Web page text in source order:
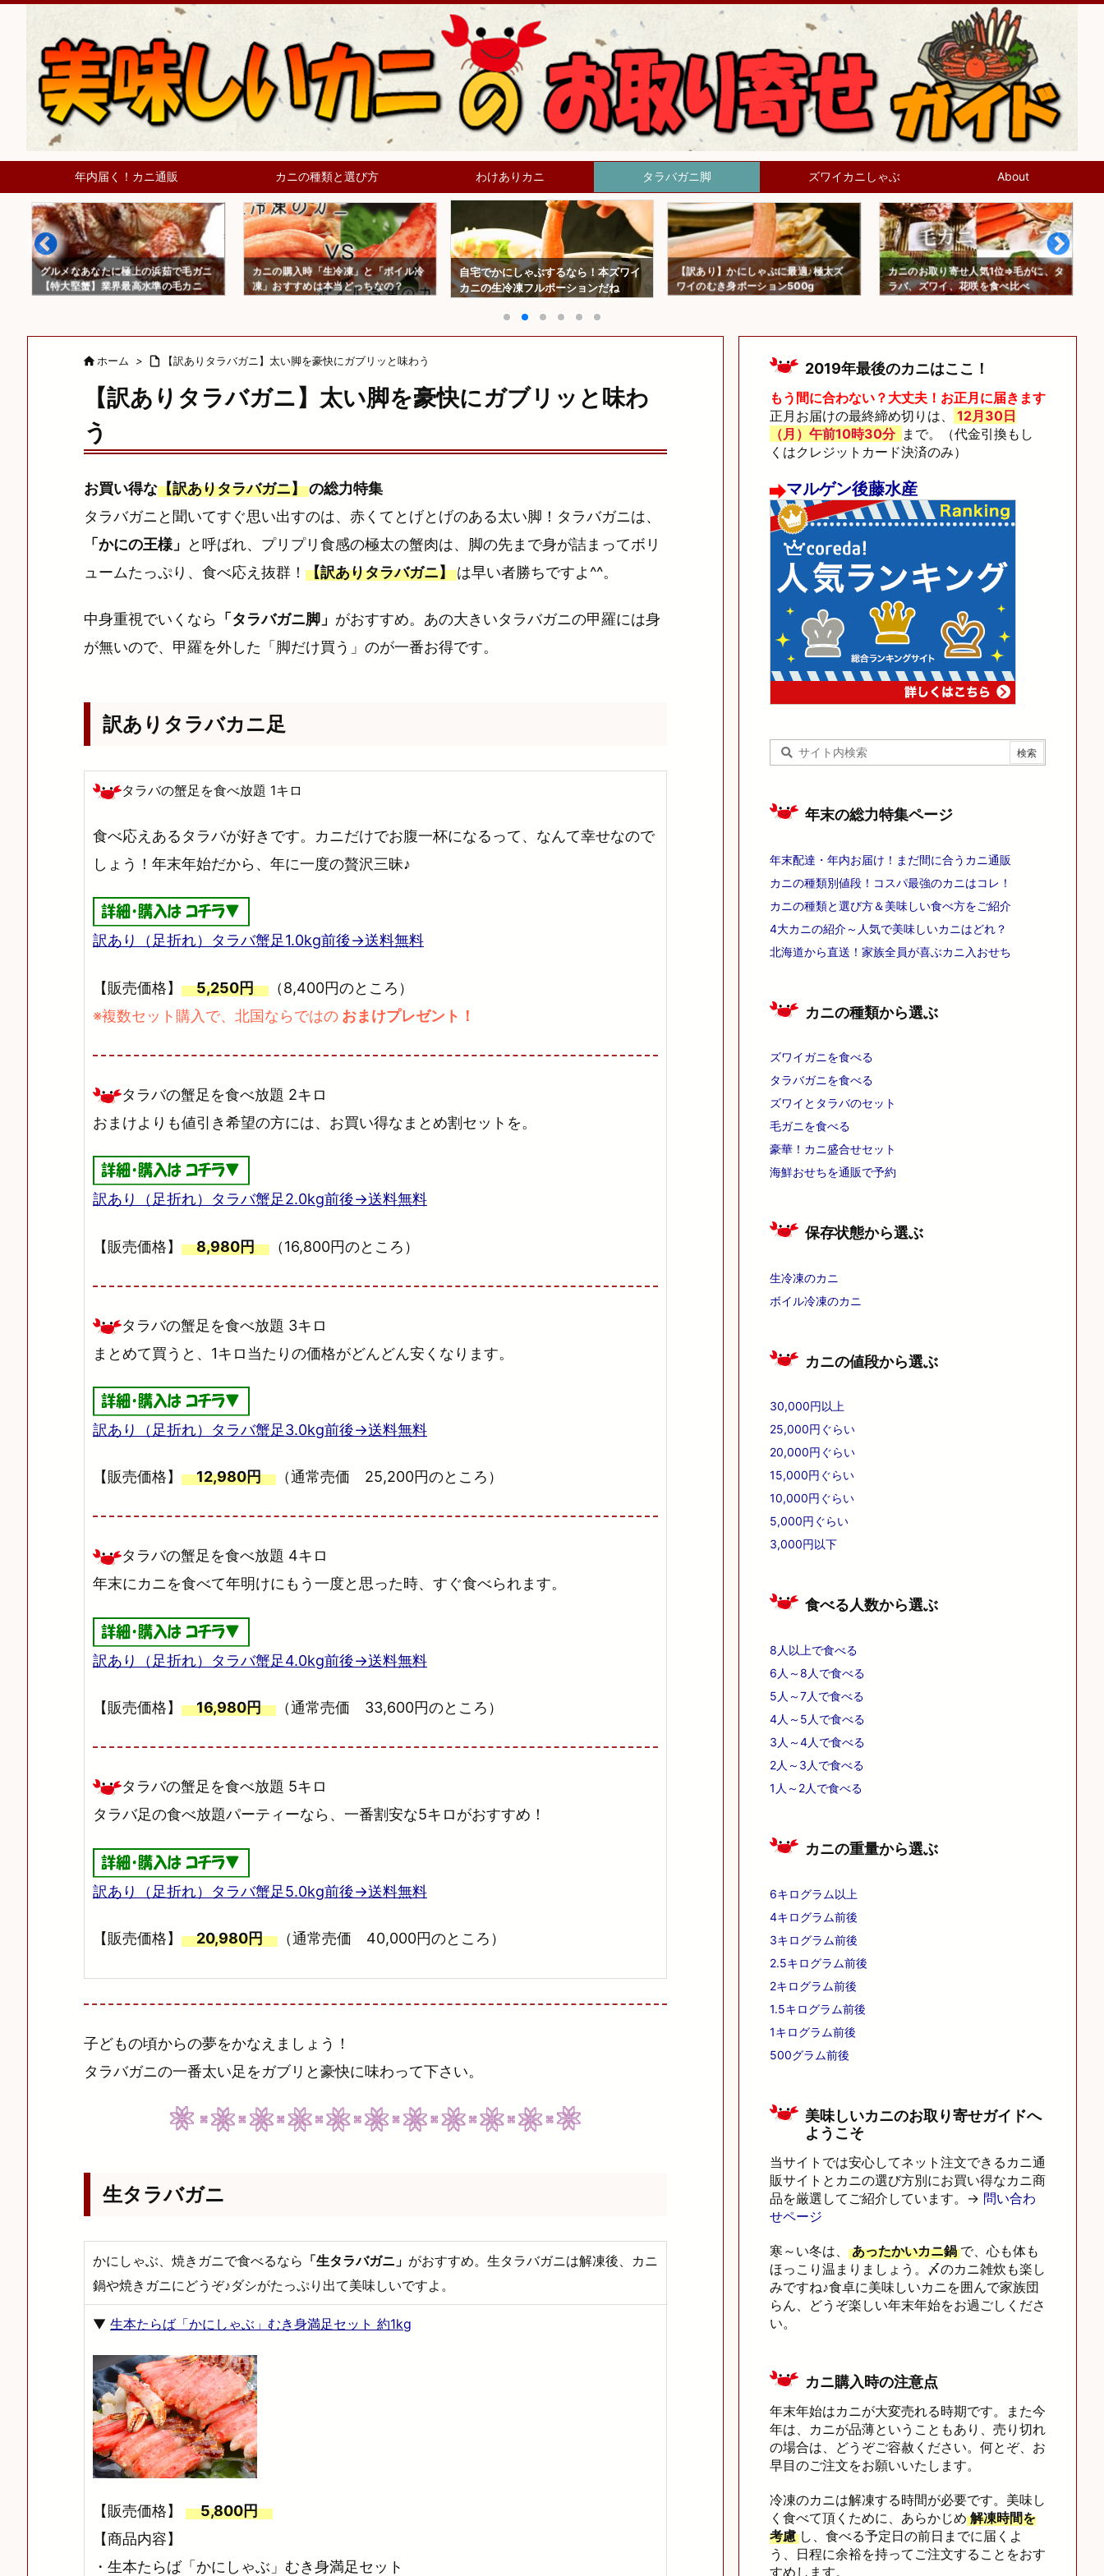
年内届く！カニ通販 カニの種類と選び方 わけありカニ タラバガニ脚 ズワイカニしゃぶ About
グルメなあなたに極上の浜茹で毛ガニ
【特大堅蟹】業界最高水準の毛カニ
カニの購入時「生冷凍」と「ボイル冷
凍」おすすめは本当どっちなの？
自宅でかにしゃぶするなら！本ズワイ
カニの生冷凍フルポーションだね
【訳あり】かにしゃぶに最適♪極太ズ
ワイのむき身ポーション500g
カニのお取り寄せ人気1位⇒毛がに、タ
ラバ、ズワイ、花咲を食べ比べ
ホーム >  【訳ありタラバガニ】太い脚を豪快にガブリッと味わう
【訳ありタラバガニ】太い脚を豪快にガブリッと味わ
う
お買い得な【訳ありタラバガニ】の総力特集
タラバガニと聞いてすぐ思い出すのは、赤くてとげとげのある太い脚！タラバガニは、
「かにの王様」
と呼ばれ、プリプリ食感の極太の蟹肉は、脚の先まで身が詰まってボリ
ュームたっぷり、食べ応え抜群！ 【訳ありタラバガニ】は早い者勝ちですよ^^。
中身重視でいくなら 「タラバガニ脚」 がおすすめ。あの大きいタラバガニの甲羅には身
が無いので、甲羅を外した「脚だけ買う」のが一番お得です。
訳ありタラバカニ足
タラバの蟹足を食べ放題 1キロ
食べ応えあるタラバが好きです。カニだけでお腹一杯になるって、なんて幸せなので
しょう！年末年始だから、年に一度の贅沢三昧♪
訳あり（足折れ）タラバ蟹足1.0kg前後→送料無料
【販売価格】 5,250円 （8,400円のところ）
※複数セット購入で、北国ならではの おまけプレゼント！
タラバの蟹足を食べ放題 2キロ
おまけよりも値引き希望の方には、お買い得なまとめ割セットを。
訳あり（足折れ）タラバ蟹足2.0kg前後→送料無料
【販売価格】 8,980円 （16,800円のところ）
タラバの蟹足を食べ放題 3キロ
まとめて買うと、1キロ当たりの価格がどんどん安くなります。
訳あり（足折れ）タラバ蟹足3.0kg前後→送料無料
【販売価格】 12,980円 （通常売価 25,200円のところ）
タラバの蟹足を食べ放題 4キロ
年末にカニを食べて年明けにもう一度と思った時、すぐ食べられます。
訳あり（足折れ）タラバ蟹足4.0kg前後→送料無料
【販売価格】 16,980円 （通常売価 33,600円のところ）
タラバの蟹足を食べ放題 5キロ
タラバ足の食べ放題パーティーなら、一番割安な5キロがおすすめ！
訳あり（足折れ）タラバ蟹足5.0kg前後→送料無料
【販売価格】 20,980円 （通常売価 40,000円のところ）
子どもの頃からの夢をかなえましょう！
タラバガニの一番太い足をガブリと豪快に味わって下さい。
生タラバガニ
かにしゃぶ、焼きガニで食べるなら 「生タラバガニ」 がおすすめ。生タラバガニは解凍後、カニ
鍋や焼きガニにどうぞ♪ダシがたっぷり出て美味しいですよ。
▼ 生本たらば「かにしゃぶ」むき身満足セット 約1kg
【販売価格】 5,800円
【商品内容】
・生本たらば「かにしゃぶ」むき身満足セット
2019年最後のカニはここ！
もう間に合わない？大丈夫！お正月に届きます
正月お届けの最終締め切りは、
12月30日
（月）午前10時30分 まで。（代金引換もし
くはクレジットカード決済のみ）
マルゲン後藤水産
年末の総力特集ページ
年末配達・年内お届け！まだ間に合うカニ通販
カニの種類別値段！コスパ最強のカニはコレ！
カニの種類と選び方＆美味しい食べ方をご紹介
4大カニの紹介～人気で美味しいカニはどれ？
北海道から直送！家族全員が喜ぶカニ入おせち
カニの種類から選ぶ
ズワイガニを食べる
タラバガニを食べる
ズワイとタラバのセット
毛ガニを食べる
豪華！カニ盛合せセット
海鮮おせちを通販で予約
保存状態から選ぶ
生冷凍のカニ
ボイル冷凍のカニ
カニの値段から選ぶ
30,000円以上
25,000円ぐらい
20,000円ぐらい
15,000円ぐらい
10,000円ぐらい
5,000円ぐらい
3,000円以下
食べる人数から選ぶ
8人以上で食べる
6人～8人で食べる
5人～7人で食べる
4人～5人で食べる
3人～4人で食べる
2人～3人で食べる
1人～2人で食べる
カニの重量から選ぶ
6キログラム以上
4キログラム前後
3キログラム前後
2.5キログラム前後
2キログラム前後
1.5キログラム前後
1キログラム前後
500グラム前後
美味しいカニのお取り寄せガイドへ
ようこそ
当サイトでは安心してネット注文できるカニ通
販サイトとカニの選び方別にお買い得なカニ商
品を厳選してご紹介しています。→ 問い合わ
せページ
寒～い冬は、 あったかいカニ鍋で、心も体も
ほっこり温まりましょう。〆のカニ雑炊も楽し
みですね♪食卓に美味しいカニを囲んで家族団
らん、どうぞ楽しい年末年始をお過ごしくださ
い。
カニ購入時の注意点
年末年始はカニが大変売れる時期です。また今
年は、カニが品薄ということもあり、売り切れ
の場合は、どうぞご容赦ください。何とぞ、お
早目のご注文をお願いいたします。
冷凍のカニは解凍する時間が必要です。美味し
く食べて頂くために、あらかじめ解凍時間を
考慮し、食べる予定日の前日までに届くよ
う、日程に余裕を持ってご注文することをおす
すめします。